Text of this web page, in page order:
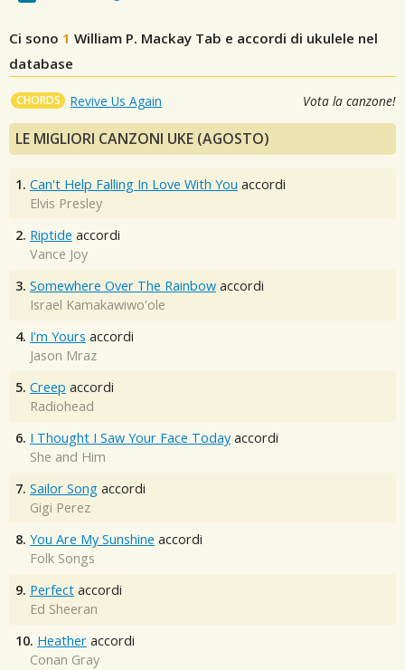
Ci sono 1 William P. Mackay Tab e accordi di ukulele nel
database
CHORDS Revive Us Again Vota la canzone!
LE MIGLIORI CANZONI UKE (AGOSTO)
1. Can't Help Falling In Love With You accordi
Elvis Presley
2. Riptide accordi
Vance Joy
3. Somewhere Over The Rainbow accordi
Israel Kamakawiwo'ole
4. I'm Yours accordi
Jason Mraz
5. Creep accordi
Radiohead
6. I Thought I Saw Your Face Today accordi
She and Him
7. Sailor Song accordi
Gigi Perez
8. You Are My Sunshine accordi
Folk Songs
9. Perfect accordi
Ed Sheeran
10. Heather accordi
Conan Gray